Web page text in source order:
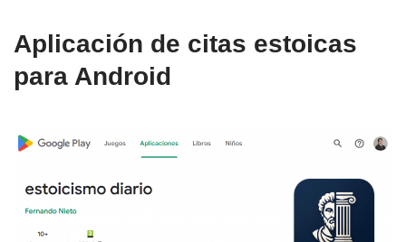
Aplicación de citas estoicas
para Android